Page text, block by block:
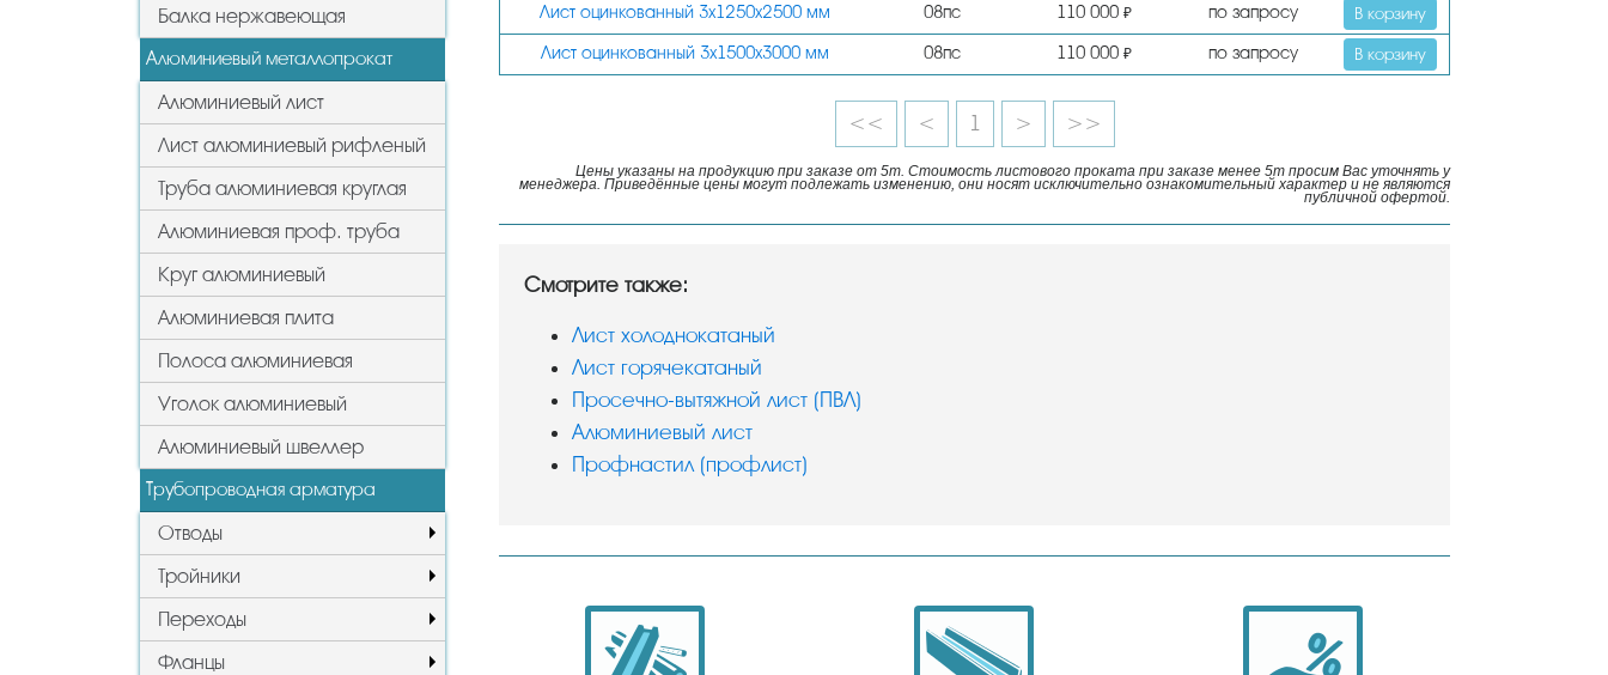
Балка нержавеющая
Алюминиевый металлопрокат
Алюминиевый лист
Лист алюминиевый рифленый
Труба алюминиевая круглая
Алюминиевая проф. труба
Круг алюминиевый
Алюминиевая плита
Полоса алюминиевая
Уголок алюминиевый
Алюминиевый швеллер
Трубопроводная арматура
Отводы
Тройники
Переходы
Фланцы
Лист оцинкованный 3х1250х2500 мм 08пс 110 000 ₽ по запросу В корзину
Лист оцинкованный 3х1500х3000 мм 08пс 110 000 ₽ по запросу В корзину
<< < 1 > >>
Цены указаны на продукцию при заказе от 5т. Стоимость листового проката при заказе менее 5т просим Вас уточнять у
менеджера. Приведённые цены могут подлежать изменению, они носят исключительно ознакомительный характер и не являются
публичной офертой.
Смотрите также:
Лист холоднокатаный
Лист горячекатаный
Просечно-вытяжной лист (ПВЛ)
Алюминиевый лист
Профнастил (профлист)